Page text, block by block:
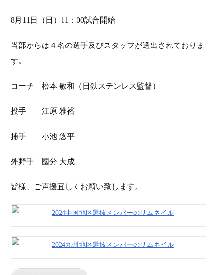
8月11日（日）11：00試合開始
当部からは４名の選手及びスタッフが選出されておりま
す。
コーチ 松本 敏和（日鉄ステンレス監督）
投手 江原 雅裕
捕手 小池 悠平
外野手 國分 大成
皆様、ご声援宜しくお願い致します。